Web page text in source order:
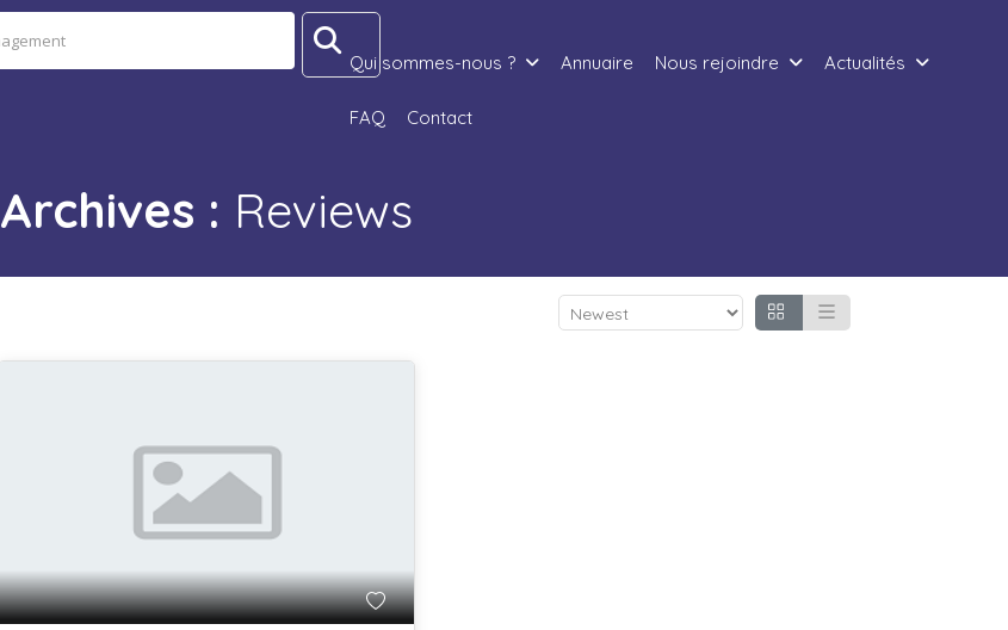
Qui sommes-nous ? Annuaire Nous rejoindre Actualités
FAQ Contact
Archives : Reviews